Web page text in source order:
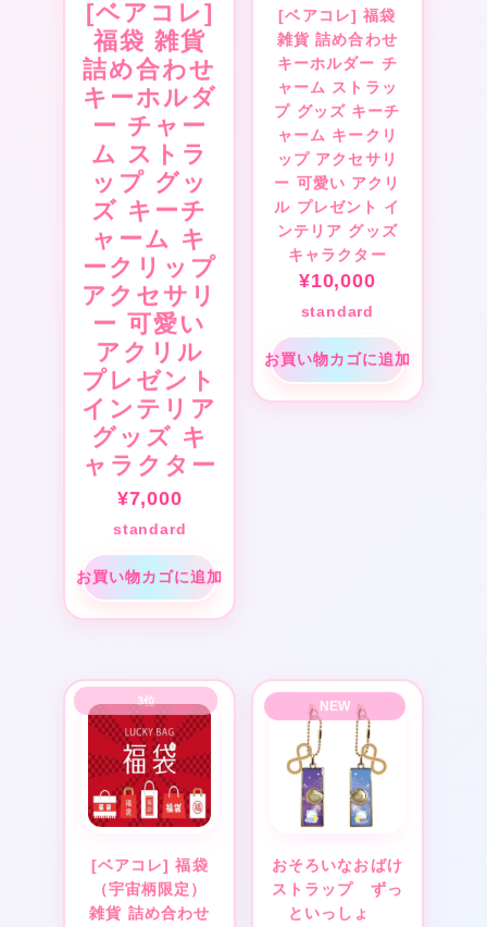
[ベアコレ]
福袋 雑貨
詰め合わせ
キーホルダ
ー チャー
ム ストラ
ップ グッ
ズ キーチ
ャーム キ
ークリップ
アクセサリ
ー 可愛い
アクリル
プレゼント
インテリア
グッズ キ
ャラクター
¥7,000
standard
お買い物カゴに追加
[ベアコレ] 福袋
雑貨 詰め合わせ
キーホルダー チ
ャーム ストラッ
プ グッズ キーチ
ャーム キークリ
ップ アクセサリ
ー 可愛い アクリ
ル プレゼント イ
ンテリア グッズ
キャラクター
¥10,000
standard
お買い物カゴに追加
[ベアコレ] 福袋
（宇宙柄限定）
雑貨 詰め合わせ
おそろいなおばけ
ストラップ ずっ
といっしょ